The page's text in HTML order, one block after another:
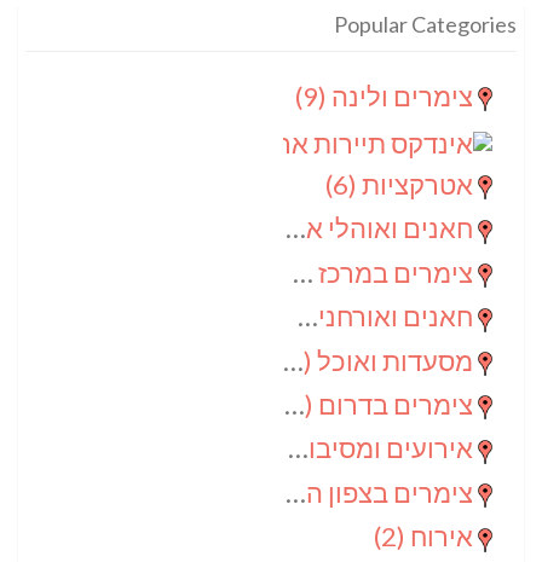
Popular Categories
צימרים ולינה (9)
אטרקציות (6)
חאנים ואוהלי אירוח
צימרים במרכז הנגב
חאנים ואורחנים
מסעדות ואוכל (4)
צימרים בדרום (4)
אירועים ומסיבות
צימרים בצפון הנגב
אירוח (2)